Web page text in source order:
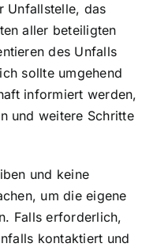
Unfallstelle, das
aller beteiligten
des Unfalls
sollte umgehend
informiert werden,
und weitere Schritte
und keine
um die eigene
Falls erforderlich,
kontaktiert und